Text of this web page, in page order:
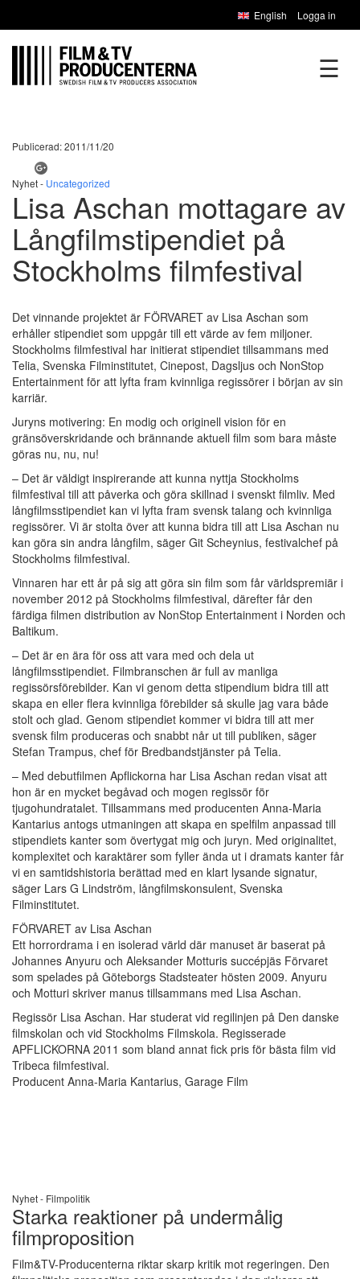
English Logga in
☰
Publicerad: 2011/11/20
Nyhet - Uncategorized
Lisa Aschan mottagare av
Långfilmstipendiet på
Stockholms filmfestival
Det vinnande projektet är FÖRVARET av Lisa Aschan som
erhåller stipendiet som uppgår till ett värde av fem miljoner.
Stockholms filmfestival har initierat stipendiet tillsammans med
Telia, Svenska Filminstitutet, Cinepost, Dagsljus och NonStop
Entertainment för att lyfta fram kvinnliga regissörer i början av sin
karriär.
Juryns motivering: En modig och originell vision för en
gränsöverskridande och brännande aktuell film som bara måste
göras nu, nu, nu!
– Det är väldigt inspirerande att kunna nyttja Stockholms
filmfestival till att påverka och göra skillnad i svenskt filmliv. Med
långfilmsstipendiet kan vi lyfta fram svensk talang och kvinnliga
regissörer. Vi är stolta över att kunna bidra till att Lisa Aschan nu
kan göra sin andra långfilm, säger Git Scheynius, festivalchef på
Stockholms filmfestival.
Vinnaren har ett år på sig att göra sin film som får världspremiär i
november 2012 på Stockholms filmfestival, därefter får den
färdiga filmen distribution av NonStop Entertainment i Norden och
Baltikum.
– Det är en ära för oss att vara med och dela ut
långfilmsstipendiet. Filmbranschen är full av manliga
regissörsförebilder. Kan vi genom detta stipendium bidra till att
skapa en eller flera kvinnliga förebilder så skulle jag vara både
stolt och glad. Genom stipendiet kommer vi bidra till att mer
svensk film produceras och snabbt når ut till publiken, säger
Stefan Trampus, chef för Bredbandstjänster på Telia.
– Med debutfilmen Apflickorna har Lisa Aschan redan visat att
hon är en mycket begåvad och mogen regissör för
tjugohundratalet. Tillsammans med producenten Anna-Maria
Kantarius antogs utmaningen att skapa en spelfilm anpassad till
stipendiets kanter som övertygat mig och juryn. Med originalitet,
komplexitet och karaktärer som fyller ända ut i dramats kanter får
vi en samtidshistoria berättad med en klart lysande signatur,
säger Lars G Lindström, långfilmskonsulent, Svenska
Filminstitutet.
FÖRVARET av Lisa Aschan
Ett horrordrama i en isolerad värld där manuset är baserat på
Johannes Anyuru och Aleksander Motturis succépjäs Förvaret
som spelades på Göteborgs Stadsteater hösten 2009. Anyuru
och Motturi skriver manus tillsammans med Lisa Aschan.
Regissör Lisa Aschan. Har studerat vid regilinjen på Den danske
filmskolan och vid Stockholms Filmskola. Regisserade
APFLICKORNA 2011 som bland annat fick pris för bästa film vid
Tribeca filmfestival.
Producent Anna-Maria Kantarius, Garage Film
Nyhet - Filmpolitik
Starka reaktioner på undermålig
filmproposition
Film&TV-Producenterna riktar skarp kritik mot regeringen. Den